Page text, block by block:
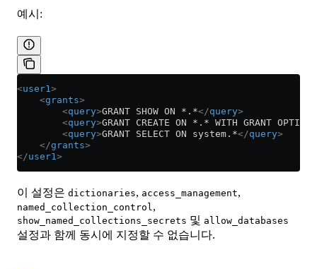
예시:
<user1>
    <
grants>
        <
query>GRANT SHOW ON *.*</query>
        <
query>GRANT CREATE ON *.* WITH GRANT OPTION
        <
query>GRANT SELECT ON system.*</query>
    </
grants>
</user1>
이 설정은 dictionaries, access_management,
named_collection_control,
show_named_collections_secrets 및 allow_databases
설정과 함께 동시에 지정할 수 없습니다.